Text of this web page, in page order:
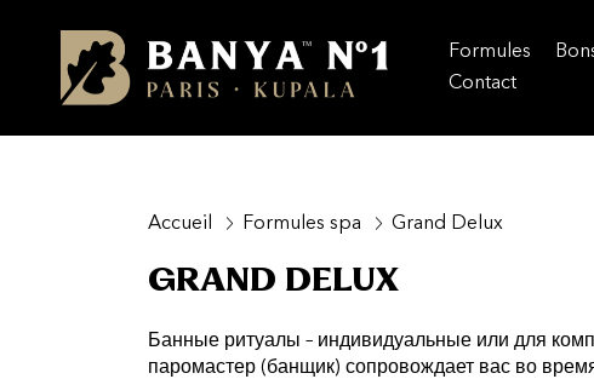
Formules
Contact
Accueil Formules spa Grand Delux
GRAND DELUX
Банные ритуалы – индивидуальные или для
паромастер (банщик) сопровождает вас во